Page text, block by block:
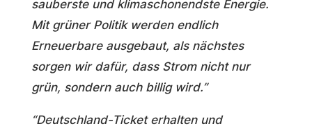
sauberste und klimaschonendste Energie.
Mit grüner Politik werden endlich
Erneuerbare ausgebaut, als nächstes
sorgen wir dafür, dass Strom nicht nur
grün, sondern auch billig wird.”
“Deutschland-Ticket erhalten und